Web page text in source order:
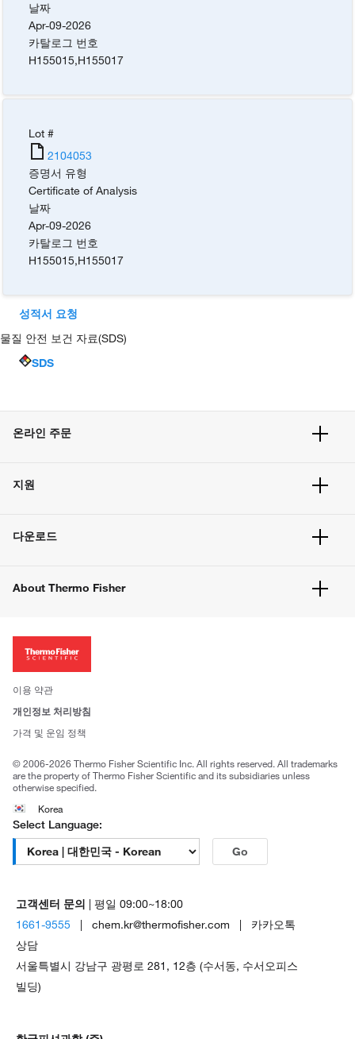
날짜
Apr-09-2026
카탈로그 번호
H155015,H155017
Lot #
2104053
증명서 유형
Certificate of Analysis
날짜
Apr-09-2026
카탈로그 번호
H155015,H155017
성적서 요청
물질 안전 보건 자료(SDS)
SDS
온라인 주문
주문 방법
벌크 주문
지원
고객 센터
웹사이트 개선사항
다운로드
About Thermo Fisher
투자자
사회적 책임
브랜드
이용 약관
개인정보 처리방침
가격 및 운임 정책
© 2006-2026 Thermo Fisher Scientific Inc. All rights reserved. All trademarks
are the property of Thermo Fisher Scientific and its subsidiaries unless
otherwise specified.
Korea
Select Language:
Go
고객센터 문의 | 평일 09:00~18:00
1661-9555 | chem.kr@thermofisher.com | 카카오톡
상담
서울특별시 강남구 광평로 281, 12층 (수서동, 수서오피스
빌딩)